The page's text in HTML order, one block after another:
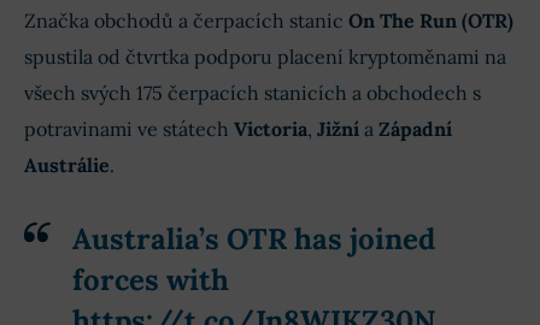
Značka obchodů a čerpacích stanic On The Run (OTR)
spustila od čtvrtka podporu placení kryptoměnami na
všech svých 175 čerpacích stanicích a obchodech s
potravinami ve státech Victoria, Jižní a Západní
Austrálie.
Australia’s OTR has joined
forces with